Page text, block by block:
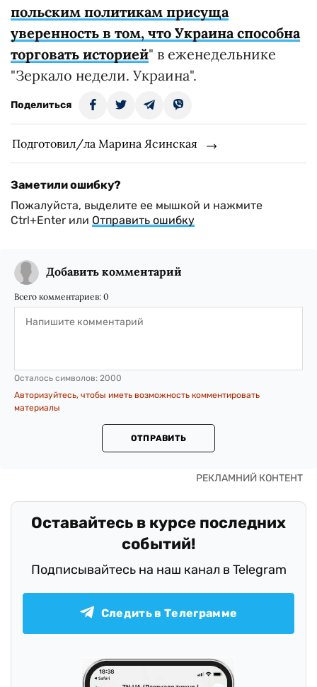
польским политикам присуща
уверенность в том, что Украина способна
торговать историей" в еженедельнике
"Зеркало недели. Украина".
Поделиться
Подготовил/ла Марина Ясинская
Заметили ошибку?
Пожалуйста, выделите ее мышкой и нажмите
Ctrl+Enter или Отправить ошибку
Добавить комментарий
Всего комментариев: 0
Осталось символов: 2000
Авторизуйтесь, чтобы иметь возможность комментировать
материалы
ОТПРАВИТЬ
Оставайтесь в курсе последних
событий!
Подписывайтесь на наш канал в Telegram
Следить в Телеграмме